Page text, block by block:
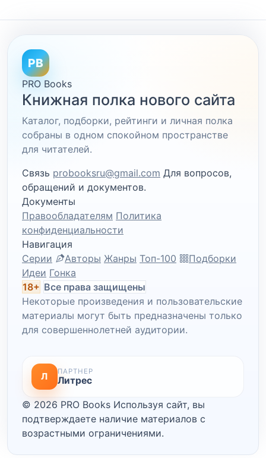
PB
PRO Books
Книжная полка нового сайта
Каталог, подборки, рейтинги и личная полка
собраны в одном спокойном пространстве
для читателей.
Связь probooksru@gmail.com Для вопросов,
обращений и документов.
Документы
Правообладателям Политика
конфиденциальности
Навигация
Серии
Авторы Жанры Топ-100
Подборки
Идеи Гонка
18+ Все права защищены
Некоторые произведения и пользовательские
материалы могут быть предназначены только
для совершеннолетней аудитории.
Л ПАРТНЕР
Литрес
© 2026 PRO Books Используя сайт, вы
подтверждаете наличие материалов с
возрастными ограничениями.